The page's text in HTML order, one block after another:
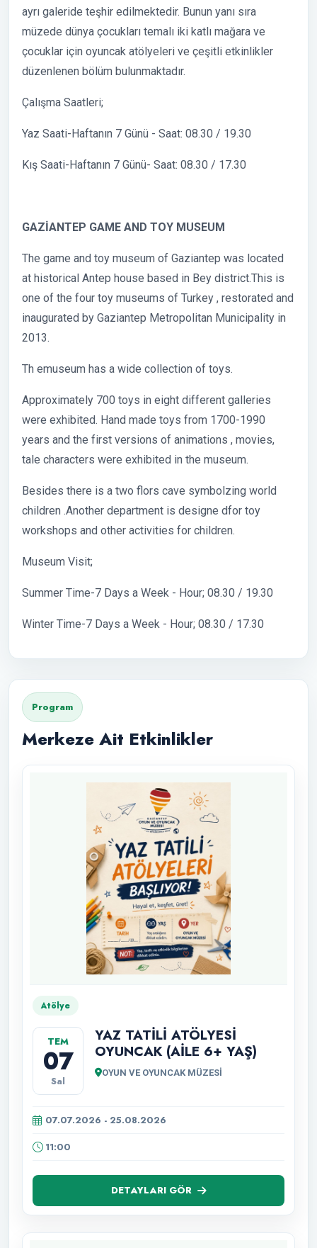
ayrı galeride teşhir edilmektedir. Bunun yanı sıra
müzede dünya çocukları temalı iki katlı mağara ve
çocuklar için oyuncak atölyeleri ve çeşitli etkinlikler
düzenlenen bölüm bulunmaktadır.
Çalışma Saatleri;
Yaz Saati-Haftanın 7 Günü - Saat: 08.30 / 19.30
Kış Saati-Haftanın 7 Günü- Saat: 08.30 / 17.30
GAZİANTEP GAME AND TOY MUSEUM
The game and toy museum of Gaziantep was located
at historical Antep house based in Bey district.This is
one of the four toy museums of Turkey , restorated and
inaugurated by Gaziantep Metropolitan Municipality in
2013.
Th emuseum has a wide collection of toys.
Approximately 700 toys in eight different galleries
were exhibited. Hand made toys from 1700-1990
years and the first versions of animations , movies,
tale characters were exhibited in the museum.
Besides there is a two flors cave symbolzing world
children .Another department is designe dfor toy
workshops and other activities for children.
Museum Visit;
Summer Time-7 Days a Week - Hour; 08.30 / 19.30
Winter Time-7 Days a Week - Hour; 08.30 / 17.30
Program
Merkeze Ait Etkinlikler
Atölye
TEM
07
Sal
YAZ TATİLİ ATÖLYESİ
OYUNCAK (AİLE 6+ YAŞ)
OYUN VE OYUNCAK MÜZESİ
07.07.2026 - 25.08.2026
11:00
DETAYLARI GÖR